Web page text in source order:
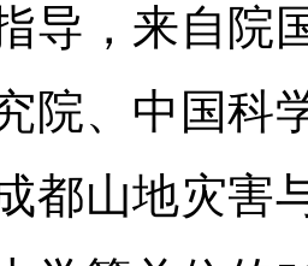
导，来自院
院、中国科
都山地灾害